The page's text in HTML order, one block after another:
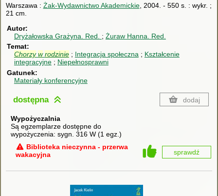
Warszawa : Żak-Wydawnictwo Akademickie, 2004. - 550 s. : wykr. ;
21 cm.
Autor
Dryżałowska Grażyna. Red. Żuraw Hanna. Red.
Temat
Chorzy w rodzinie Integracja społeczna
Kształcenie
integracyjne
Niepełnosprawni
Gatunek
Materiały konferencyjne
dostępna dodaj
Wypożyczalnia
Są egzemplarze dostępne do
wypożyczenia: sygn. 316 W (1 egz. )
Biblioteka nieczynna - przerwa
wakacyjna
sprawdź